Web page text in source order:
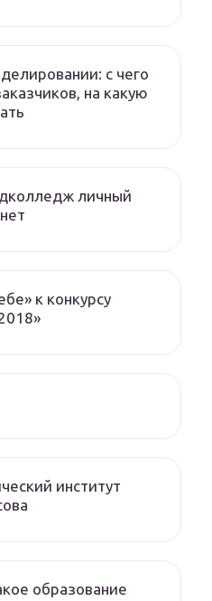
с чего
на какую
личный
к конкурсу
институт
образование